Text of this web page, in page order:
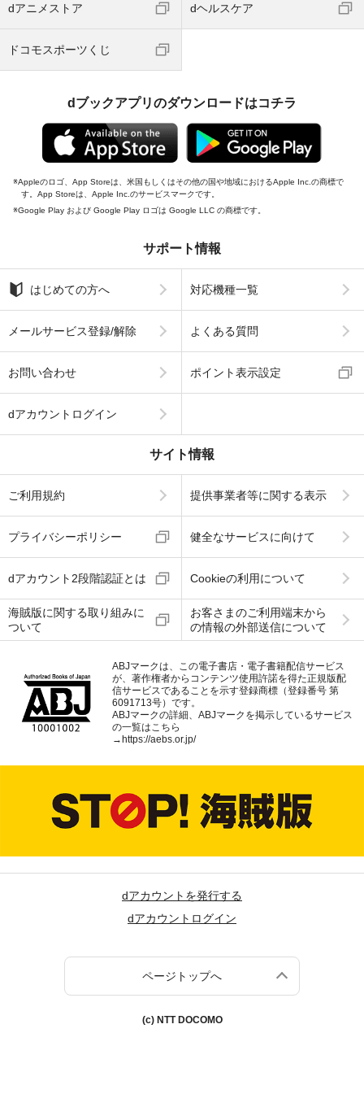
dアニメストア dヘルスケア
ドコモスポーツくじ
dブックアプリのダウンロードはコチラ
Appleのロゴ、App Storeは、米国もしくはその他の国や地域におけるApple Inc.の商標で
す。App Storeは、Apple Inc.のサービスマークです。
Google Play および Google Play ロゴは Google LLC の商標です。
サポート情報
はじめての方へ 対応機種一覧
メールサービス登録/解除 よくある質問
お問い合わせ ポイント表示設定
dアカウントログイン
サイト情報
ご利用規約 提供事業者等に関する表示
プライバシーポリシー 健全なサービスに向けて
dアカウント2段階認証とは Cookieの利用について
海賊版に関する取り組みに
ついて
お客さまのご利用端末から
の情報の外部送信について
ABJマークは、この電子書店・電子書籍配信サービス
が、著作権者からコンテンツ使用許諾を得た正規版配
信サービスであることを示す登録商標（登録番号 第
6091713号）です。
ABJマークの詳細、ABJマークを掲示しているサービス
の一覧はこちら
→https://aebs.or.jp/
dアカウントを発行する
dアカウントログイン
ページトップへ
(c) NTT DOCOMO